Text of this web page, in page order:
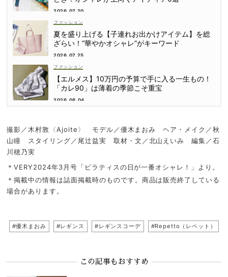
2026.07.20
ファッション
夏を盛り上げる【子連れお出かけアイテム】を総
ざらい！“華やかオシャレ”がキーワード
2026.07.25
ファッション
【エルメス】10万円の予算で手に入る一生もの！
「カレ90」は薄着の季節こそ重宝
2026.08.04
撮影／木村敦〈Ajoite〉 モデル／優木まおみ ヘア・メイク／秋
山瞳 スタイリング／尾辻益実 取材・文／北山えいみ 編集／石
川穂乃実
＊VERY2024年3月号「ピラティスの日が一番オシャレ！」より。
＊掲載中の情報は誌面掲載時のものです。商品は販売終了している
場合があります。
#優木まおみ #レギンス #レギンスコーデ #Repetto（レペット）
この記事もおすすめ